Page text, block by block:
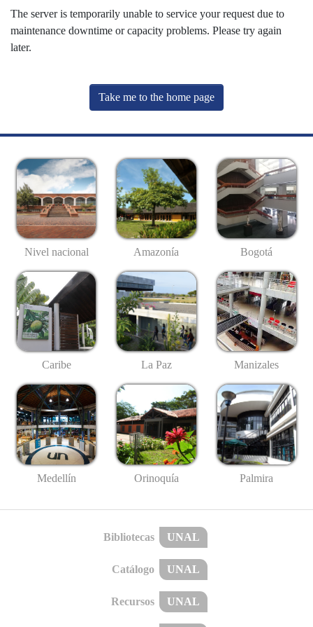
The server is temporarily unable to service your request due to
maintenance downtime or capacity problems. Please try again
later.
Take me to the home page
Nivel nacional Amazonía Bogotá
Caribe La Paz Manizales
Medellín Orinoquía Palmira
Bibliotecas UNAL
Catálogo UNAL
Recursos UNAL